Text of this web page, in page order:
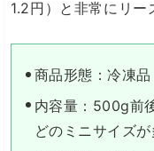
1.2円）と非常にリー
商品形態：冷凍品
内容量：500g前
どのミニサイズが